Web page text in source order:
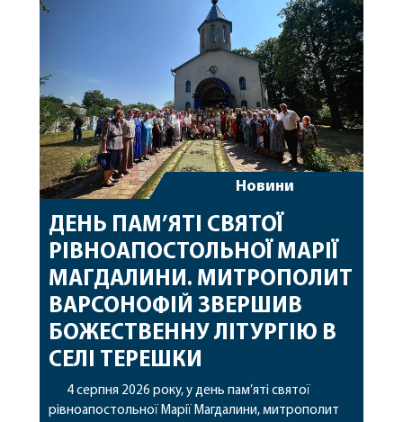
особливі молитви за мир в Україні, за воїнів, які
Новини
ДЕНЬ ПАМ’ЯТІ СВЯТОЇ
РІВНОАПОСТОЛЬНОЇ МАРІЇ
МАГДАЛИНИ. МИТРОПОЛИТ
ВАРСОНОФІЙ ЗВЕРШИВ
БОЖЕСТВЕННУ ЛІТУРГІЮ В
СЕЛІ ТЕРЕШКИ
4 серпня 2026 року, у день пам’яті святої
рівноапостольної Марії Магдалини, митрополит